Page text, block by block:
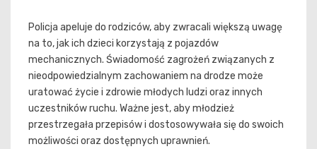
Policja apeluje do rodziców, aby zwracali większą uwagę
na to, jak ich dzieci korzystają z pojazdów
mechanicznych. Świadomość zagrożeń związanych z
nieodpowiedzialnym zachowaniem na drodze może
uratować życie i zdrowie młodych ludzi oraz innych
uczestników ruchu. Ważne jest, aby młodzież
przestrzegała przepisów i dostosowywała się do swoich
możliwości oraz dostępnych uprawnień.